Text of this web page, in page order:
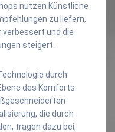
nutzen Künstliche
zu liefern,
und die
steigert.
durch
des Komforts
die durch
tragen dazu bei,